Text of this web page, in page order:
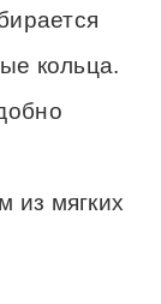
кольца.
из мягких